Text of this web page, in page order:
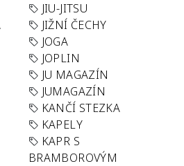
JIU-JITSU
JIŽNÍ ČECHY
JOGA
JOPLIN
JU MAGAZÍN
JUMAGAZÍN
KANČÍ STEZKA
KAPELY
KAPR S
BRAMBOROVÝM